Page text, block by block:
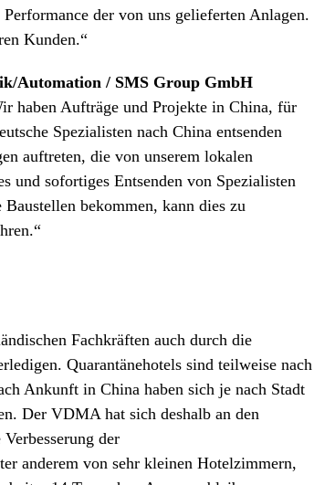
der von uns gelieferten Anlagen.
Kunden.“
Automation / SMS Group GmbH
haben Aufträge und Projekte in China, für
Spezialisten nach China entsenden
auftreten, die von unserem lokalen
und sofortiges Entsenden von Spezialisten
bekommen, kann dies zu
Fachkräften auch durch die
Quarantänehotels sind teilweise nach
Ankunft in China haben sich je nach Stadt
Der VDMA hat sich deshalb an den
der
anderem von sehr kleinen Hotelzimmern,